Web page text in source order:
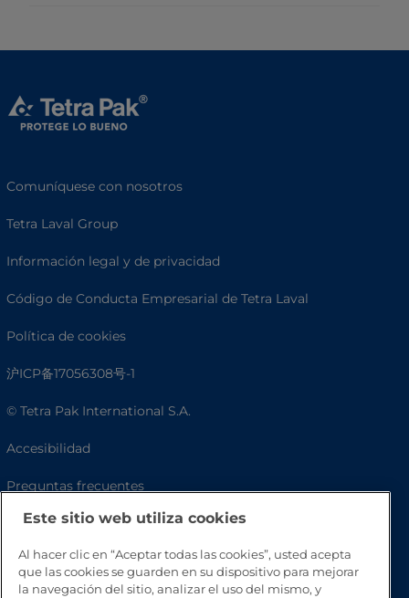
Comuníquese con nosotros
Tetra Laval Group
Información legal y de privacidad
Código de Conducta Empresarial de Tetra Laval
Política de cookies
沪ICP备17056308号-1
© Tetra Pak International S.A.
Accesibilidad
Preguntas frecuentes
Este sitio web utiliza cookies
Al hacer clic en “Aceptar todas las cookies”, usted acepta
que las cookies se guarden en su dispositivo para mejorar
la navegación del sitio, analizar el uso del mismo, y